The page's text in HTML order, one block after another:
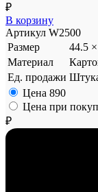
₽
В корзину
Артикул W2500
Размер
44.5
Материал
Ед. продажи
Цена 890
Цена при
₽